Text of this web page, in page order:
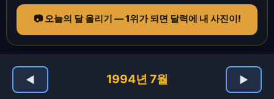
📷 오늘의 달 올리기 — 1위가 되면 달력에 내 사진이!
◀ 1994년 7월 ▶